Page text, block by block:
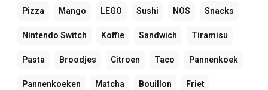
Pizza Mango LEGO Sushi NOS Snacks
Nintendo Switch Koffie Sandwich Tiramisu
Pasta Broodjes Citroen Taco Pannenkoek
Pannenkoeken Matcha Bouillon Friet